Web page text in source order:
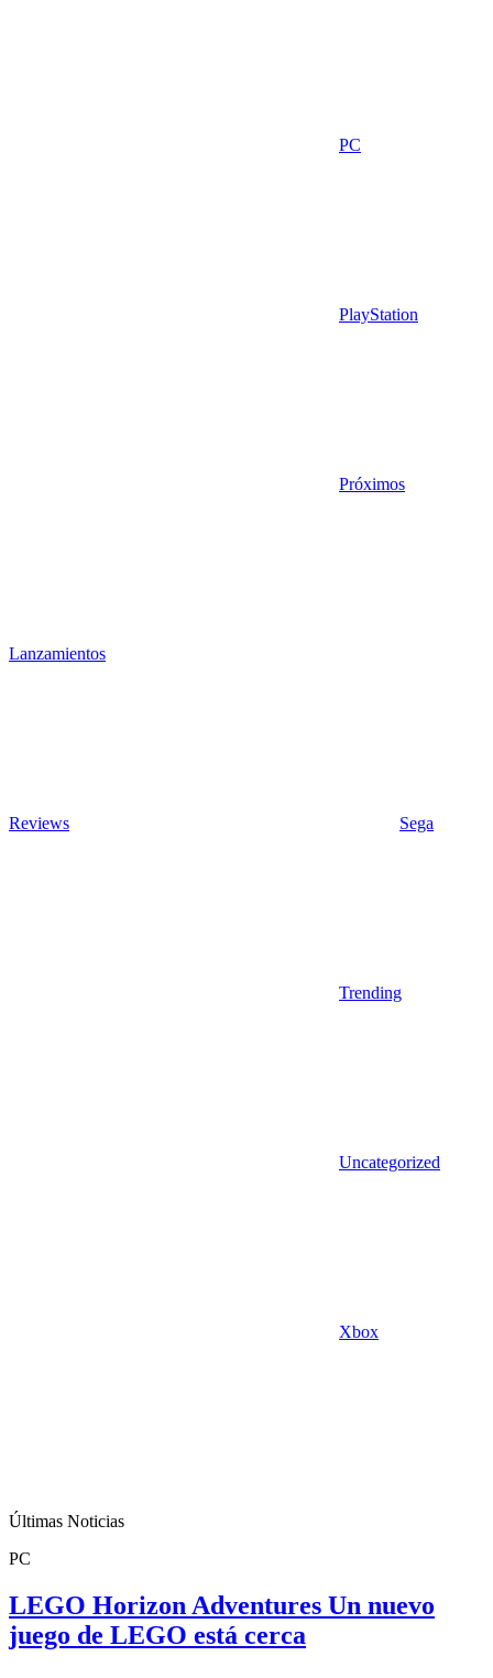
PC
PlayStation
Próximos
Lanzamientos
Reviews Sega
Trending
Uncategorized
Xbox
Últimas Noticias
PC
LEGO Horizon Adventures Un nuevo
juego de LEGO está cerca